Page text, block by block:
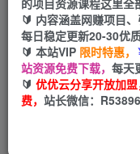
云币
会员免费
您当
🔰 内容涵盖网赚项目
每日稳定更新20-30优
🔰 本站VIP 限时特惠，
站资源免费下载， 每天
🔰 优优云分享开放加
费， 站长微信：